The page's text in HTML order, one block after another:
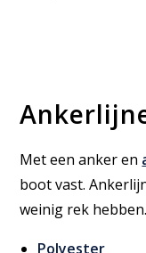
Met een anker en
boot vast.
weinig rek
Polyester